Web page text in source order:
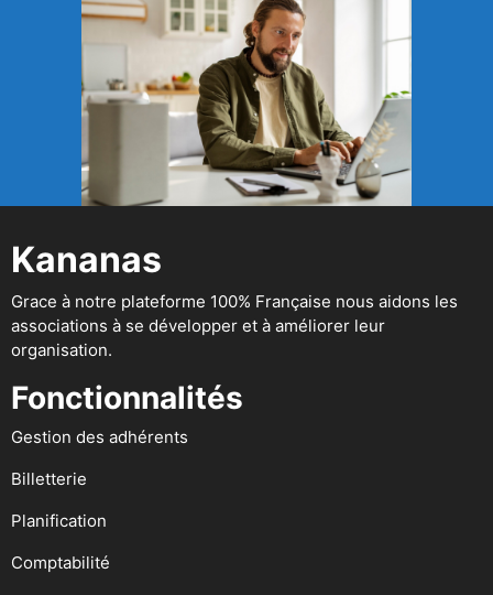
Kananas
Grace à notre plateforme 100% Française nous aidons les
associations à se développer et à améliorer leur
organisation.
Fonctionnalités
Gestion des adhérents
Billetterie
Planification
Comptabilité